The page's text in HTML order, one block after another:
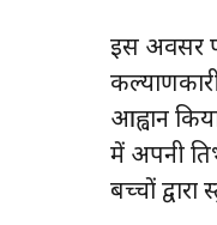
इस अवसर
आह्वान
में अपनी
बच्चों